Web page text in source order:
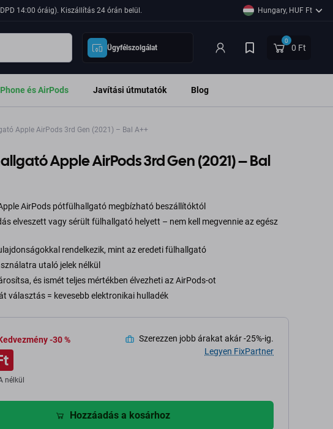
14:00 óráig). Kiszállítás 24 órán belül. Hungary, HUF Ft
Ügyfélszolgálat
0
0 Ft
és AirPods Javítási útmutatók Blog
Apple AirPods 3rd Gen (2021) – Bal A++
Apple AirPods 3rd Gen (2021) – Bal
AirPods pótfülhallgató megbízható beszállítóktól
elveszett vagy sérült fülhallgató helyett – nem kell megvennie az egész
rendelkezik, mint az eredeti fülhallgató
utaló jelek nélkül
és ismét teljes mértékben élvezheti az AirPods-ot
választás = kevesebb elektronikai hulladék
-30 %
nélkül
Szerezzen jobb árakat akár -25%-ig.
Legyen FixPartner
Hozzáadás a kosárhoz